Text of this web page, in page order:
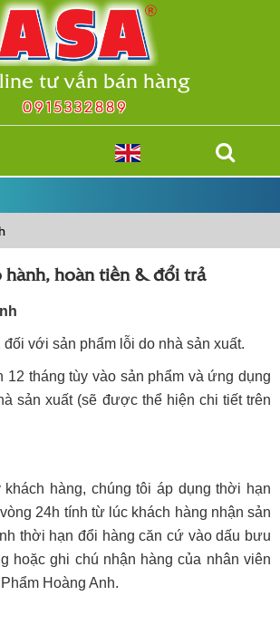
tư vấn bán hàng
0915332889
hành, hoàn tiền & đổi trả
với sản phẩm lỗi do nhà sản xuất.
12 tháng tùy vào sản phẩm và ứng dụng
sản xuất (sẽ được thể hiện chi tiết trên
hàng, chúng tôi áp dụng thời hạn
24h tính từ lúc khách hàng nhận sản
thời hạn đổi hàng căn cứ vào dấu bưu
hoặc ghi chú nhận hàng của nhân viên
Hoàng Anh.